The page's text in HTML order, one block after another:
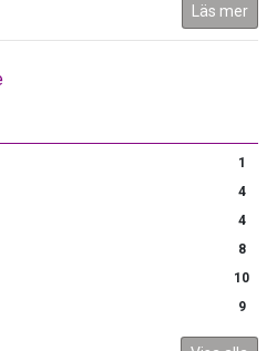
1
4
4
8
10
9
Läs mer